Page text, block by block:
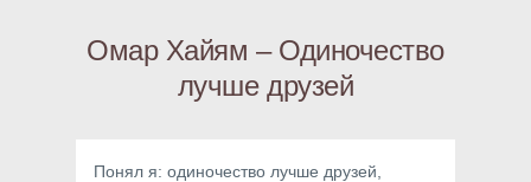
Омар Хайям – Одиночество
лучше друзей
Понял я: одиночество лучше друзей,